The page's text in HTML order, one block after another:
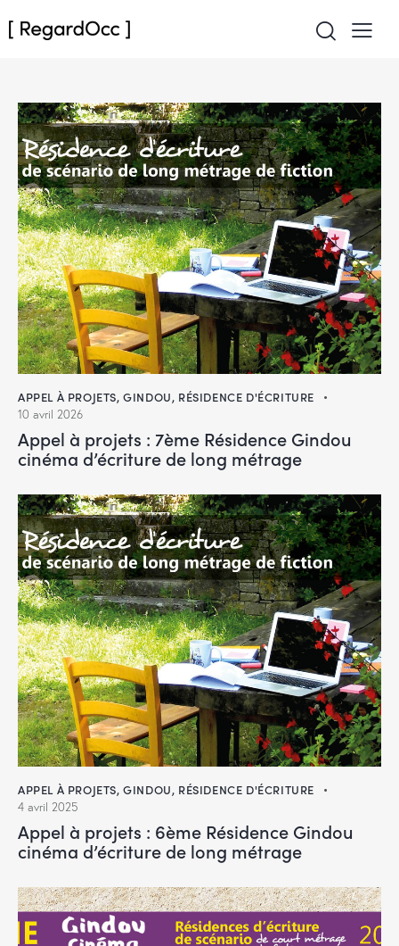
APPEL À PROJETS,GINDOU, RÉSIDENCE D'ÉCRITURE
10 avril 2026
Appel à projets : 7ème Résidence Gindou
cinéma d’écriture de long métrage
APPEL À PROJETS,GINDOU, RÉSIDENCE D'ÉCRITURE
4 avril 2025
Appel à projets : 6ème Résidence Gindou
cinéma d’écriture de long métrage